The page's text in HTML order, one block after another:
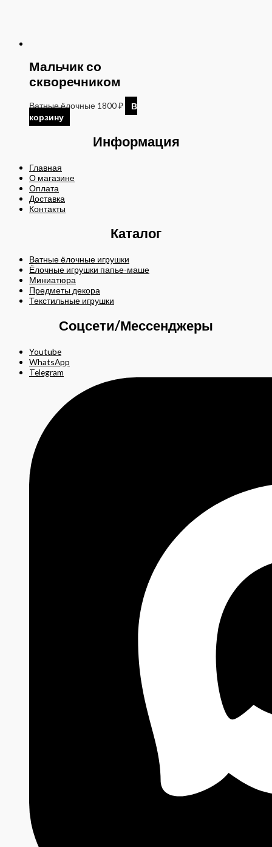
Мальчик со
скворечником
Ватные ёлочные 1800₽
В
корзину
Информация
Главная
О магазине
Оплата
Доставка
Контакты
Каталог
Ватные ёлочные игрушки
Ёлочные игрушки папье-маше
Миниатюра
Предметы декора
Текстильные игрушки
Соцсети/Мессенджеры
Youtube
WhatsApp
Telegram